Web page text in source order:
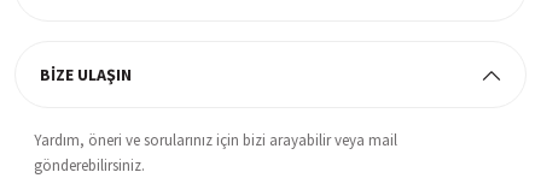
BİZE ULAŞIN
Yardım, öneri ve sorularınız için bizi arayabilir veya mail
gönderebilirsiniz.